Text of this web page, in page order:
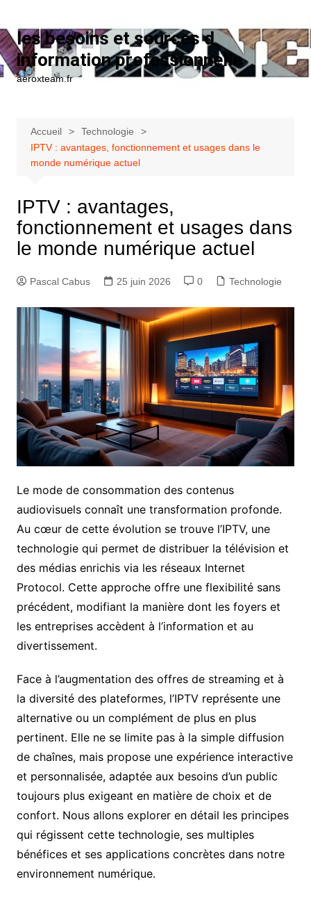
les besoins et sources d
information professionnelle
aeroxteam.fr
Accueil
Technologie
IPTV : avantages, fonctionnement et usages dans le
monde numérique actuel
IPTV : avantages,
fonctionnement et usages dans
le monde numérique actuel
Pascal Cabus 25 juin 2026 0 Technologie
Le mode de consommation des contenus
audiovisuels connaît une transformation profonde.
Au cœur de cette évolution se trouve l’IPTV, une
technologie qui permet de distribuer la télévision et
des médias enrichis via les réseaux Internet
Protocol. Cette approche offre une flexibilité sans
précédent, modifiant la manière dont les foyers et
les entreprises accèdent à l’information et au
divertissement.
Face à l’augmentation des offres de streaming et à
la diversité des plateformes, l’IPTV représente une
alternative ou un complément de plus en plus
pertinent. Elle ne se limite pas à la simple diffusion
de chaînes, mais propose une expérience interactive
et personnalisée, adaptée aux besoins d’un public
toujours plus exigeant en matière de choix et de
confort. Nous allons explorer en détail les principes
qui régissent cette technologie, ses multiples
bénéfices et ses applications concrètes dans notre
environnement numérique.